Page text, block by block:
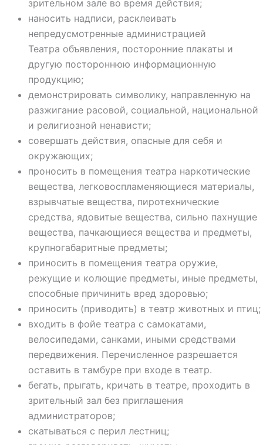
зрительном зале во время действия;
наносить надписи, расклеивать
непредусмотренные администрацией
Театра объявления, посторонние плакаты и
другую постороннюю информационную
продукцию;
демонстрировать символику, направленную на
разжигание расовой, социальной, национальной
и религиозной ненависти;
совершать действия, опасные для себя и
окружающих;
проносить в помещения театра наркотические
вещества, легковоспламеняющиеся материалы,
взрывчатые вещества, пиротехнические
средства, ядовитые вещества, сильно пахнущие
вещества, пачкающиеся вещества и предметы,
крупногабаритные предметы;
приносить в помещения театра оружие,
режущие и колющие предметы, иные предметы,
способные причинить вред здоровью;
приносить (приводить) в театр животных и птиц;
входить в фойе театра с самокатами,
велосипедами, санками, иными средствами
передвижения. Перечисленное разрешается
оставить в тамбуре при входе в театр.
бегать, прыгать, кричать в театре, проходить в
зрительный зал без приглашения
администраторов;
скатываться с перил лестниц;